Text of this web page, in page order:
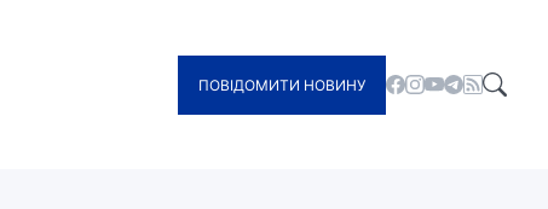
ПОВІДОМИТИ НОВИНУ